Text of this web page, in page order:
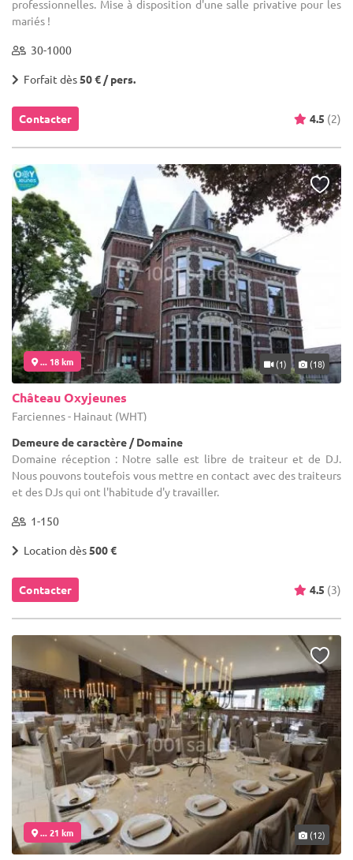
professionnelles. Mise à disposition d'une salle privative pour les
mariés !
30-1000
Forfait dès50 € / pers.
Contacter 4.5 (2)
... 18 km (1) (18)
Château Oxyjeunes
Farciennes - Hainaut (WHT)
Demeure de caractère / Domaine
Domaine réception : Notre salle est libre de traiteur et de DJ.
Nous pouvons toutefois vous mettre en contact avec des traiteurs
et des DJs qui ont l'habitude d'y travailler.
1-150
Location dès500 €
Contacter 4.5 (3)
... 21 km (12)